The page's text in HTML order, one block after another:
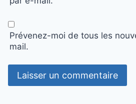
Prévenez-moi de tous les
mail.